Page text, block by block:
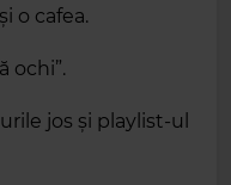
o cafea.
ochi”.
jos și playlist-ul